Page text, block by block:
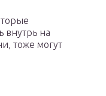
внутрь на
тоже могут